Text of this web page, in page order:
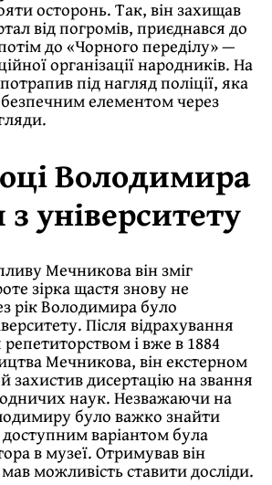
осторонь. Так, він захищав
від погромів, приєднався до
до «Чорного переділу» —
організації народників. На
під нагляд поліції, яка
елементом через
Володимира
університету
Мечникова він зміг
зірка щастя знову не
рік Володимира було
Після відрахування
і вже в 1884
Мечникова, він екстерном
захистив дисертацію на звання
наук. Незважаючи на
було важко знайти
варіантом була
в музеї. Отримував він
можливість ставити досліди.